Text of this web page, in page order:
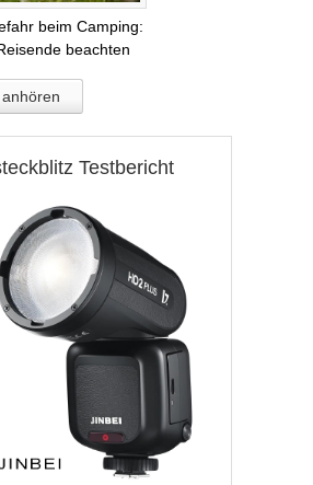
beim Camping:
beachten
Testbericht